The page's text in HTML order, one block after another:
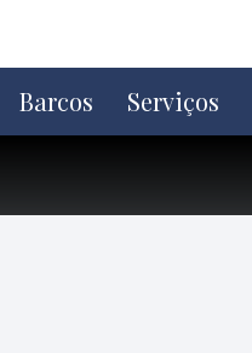
o
conteúdo
Barcos Serviços